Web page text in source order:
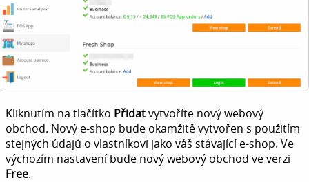
Kliknutím na tlačítko Přidatvytvoříte nový webový
obchod. Nový e-shop bude okamžitě vytvořen s použitím
stejných údajů o vlastníkovi jako váš stávající e-shop. Ve
výchozím nastavení bude nový webový obchod ve verzi
Free.